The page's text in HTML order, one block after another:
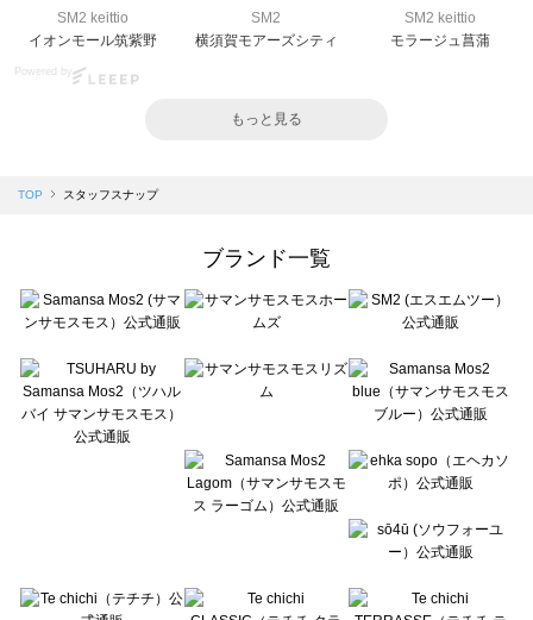
SM2 keittio
イオンモール筑紫野
SM2
横須賀モアーズシティ
SM2 keittio
モラージュ菖蒲
Powered by
もっと見る
TOP スタッフスナップ
ブランド一覧